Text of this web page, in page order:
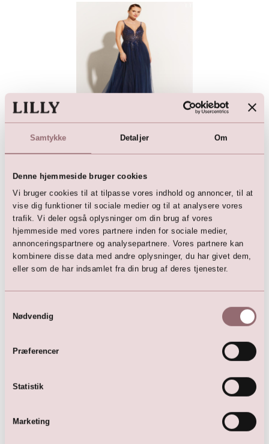
Samtykke Detaljer Om
Denne hjemmeside bruger cookies
Vi bruger cookies til at tilpasse vores indhold og annoncer, til at
vise dig funktioner til sociale medier og til at analysere vores
trafik. Vi deler også oplysninger om din brug af vores
hjemmeside med vores partnere inden for sociale medier,
annonceringspartnere og analysepartnere. Vores partnere kan
kombinere disse data med andre oplysninger, du har givet dem,
eller som de har indsamlet fra din brug af deres tjenester.
Nødvendig
Præferencer
Statistik
Marketing
DKK
2.999,00 DKK
Her er favoritterne